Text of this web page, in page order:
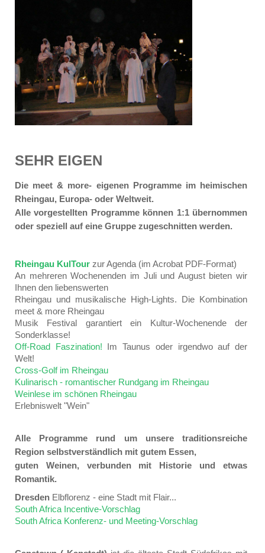
SEHR EIGEN
Die meet & more- eigenen Programme im heimischen
Rheingau, Europa- oder Weltweit.
Alle vorgestellten Programme können 1:1 übernommen
oder speziell auf eine Gruppe zugeschnitten werden.
Rheingau KulTour zur Agenda (im Acrobat PDF-Format)
An mehreren Wochenenden im Juli und August bieten wir
Ihnen den liebenswerten
Rheingau und musikalische High-Lights. Die Kombination
meet & more Rheingau
Musik Festival garantiert ein Kultur-Wochenende der
Sonderklasse!
Off-Road Faszination! Im Taunus oder irgendwo auf der
Welt!
Cross-Golf im Rheingau
Kulinarisch - romantischer Rundgang im Rheingau
Weinlese im schönen Rheingau
Erlebniswelt "Wein"
Alle Programme rund um unsere traditionsreiche
Region selbstverständlich mit gutem Essen,
guten Weinen, verbunden mit Historie und etwas
Romantik.
Dresden Elbflorenz - eine Stadt mit Flair...
South Africa Incentive-Vorschlag
South Africa Konferenz- und Meeting-Vorschlag